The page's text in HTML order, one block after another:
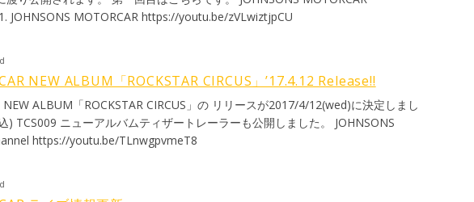
より】 13 years ago, while Martin and I were busking in Shinjuku, a shy girl
She played her first show with us with a bare minimum of rehearsal and
sets with no problem at all. Over the last 12 years it\'s been a roller
her. She has been a great partner in music and will remain a great friend. I can
in her future endeavors. Beanie, I\'m going to miss you, but the time we had
privilege!! In the years Johnsons Motorcar has been playing as a rock outfit, we
Metallica. Of all of those Coleman was far and away the most rock solid as a
a crushing blow to find out that both Coleman and Rinamame were leaving
in times like these that are true selves are revealed. Both Martin and I are
JOHNSONS MOTORCAR https://youtu.be/zVLwiztjpCU
NEW ALBUM「ROCKSTAR CIRCUS」’17.4.12 Release!!
ALBUM「ROCKSTAR CIRCUS」の リリースが2017/4/12(wed)に決定しまし
公開しました。 JOHNSONS
https://youtu.be/TLnwgpvmeT8